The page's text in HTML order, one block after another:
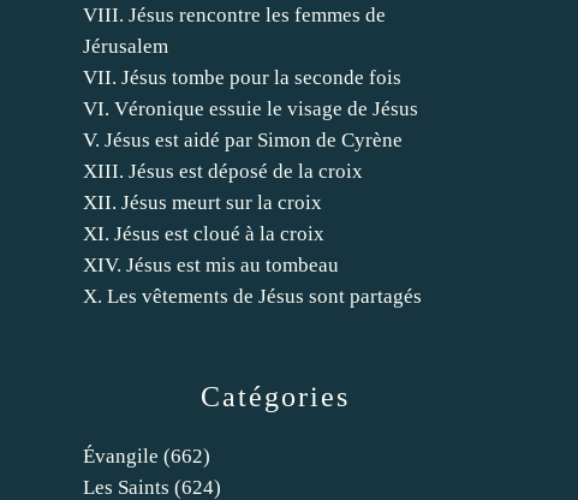
Catégories
Évangile (662)
Les Saints (624)
VIII. Jésus rencontre les femmes de
Jérusalem
VII. Jésus tombe pour la seconde fois
VI. Véronique essuie le visage de Jésus
V. Jésus est aidé par Simon de Cyrène
XIII. Jésus est déposé de la croix
XII. Jésus meurt sur la croix
XI. Jésus est cloué à la croix
XIV. Jésus est mis au tombeau
X. Les vêtements de Jésus sont partagés